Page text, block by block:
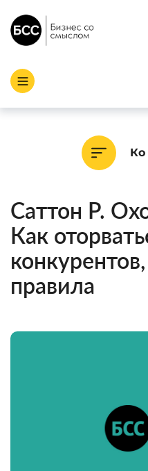
Ко
Саттон Р.
Как
правила